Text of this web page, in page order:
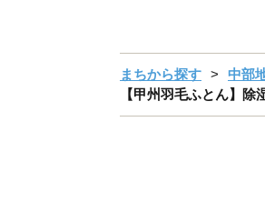
まちから探す 中部
【甲州羽毛ふとん】